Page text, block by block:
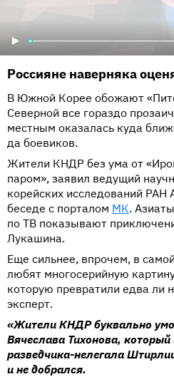
Россияне наверняка
В Южной Корее обожают
Северной все гораздо
местным оказалась куда
да боевиков.
Жители КНДР без ума от
паром», заявил ведущий
корейских исследований
беседе с порталом МК.
по ТВ показывают
Лукашина.
Еще сильнее, впрочем, в
любят многосерийную
которую превратили едва ли
эксперт.
«Жители КНДР буквально
Вячеслава Тихонова,
разведчика-нелегала
и не добрался.